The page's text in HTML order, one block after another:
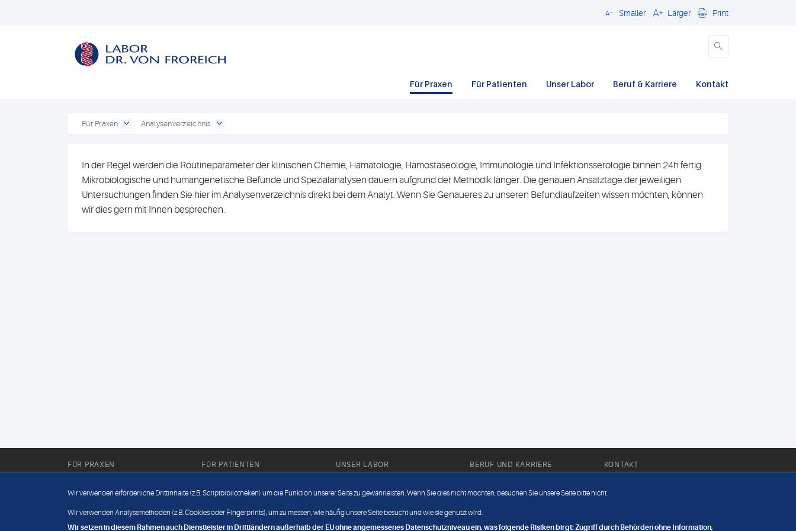
CloseSmaller Larger Print
Für Praxen Für Patienten Unser Labor Beruf & Karriere Kontakt
Für Praxen Analysenverzeichnis
In der Regel werden die Routineparameter der klinischen Chemie, Hämatologie, Hämostaseologie, Immunologie und Infektionsserologie binnen 24h fertig.
Mikrobiologische und humangenetische Befunde und Spezialanalysen dauern aufgrund der Methodik länger. Die genauen Ansatztage der jeweiligen
Untersuchungen finden Sie hier im Analysenverzeichnis direkt bei dem Analyt. Wenn Sie Genaueres zu unseren Befundlaufzeiten wissen möchten, können
wir dies gern mit Ihnen besprechen.
FÜR PRAXEN FÜR PATIENTEN UNSER LABOR
Außendienst
BERUF UND KARRIERE
Jobangebote
KONTAKT
Datenschutz
Wir verwenden erforderliche Drittinhalte (z.B. Scriptbibliotheken) um die Funktion unserer Seite zu gewährleisten. Wenn Sie dies nicht möchten, besuchen Sie unsere Seite bitte nicht.
Wir verwenden Analysemethoden (z.B. Cookies oder Fingerprints), um zu messen, wie häufig unsere Seite besucht und wie sie genutzt wird.
Wir setzen in diesem Rahmen auch Dienstleister in Drittländern außerhalb der EU ohne angemessenes Datenschutzniveau ein, was folgende Risiken birgt: Zugriff durch Behörden ohne Information,